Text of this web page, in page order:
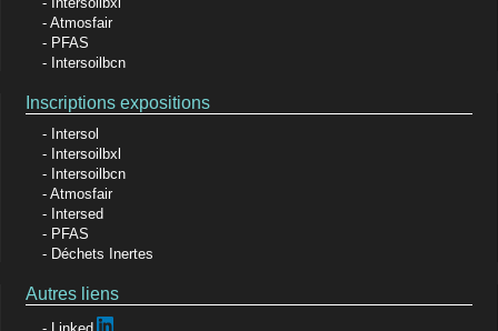
Atmosfair
PFAS
Intersoilbcn
Inscriptions expositions
Intersol
Intersoilbxl
Intersoilbcn
Atmosfair
Intersed
PFAS
Déchets Inertes
Autres liens